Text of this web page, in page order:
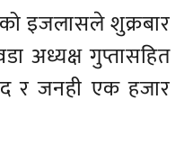
इजलासले शुक्रबार
अध्यक्ष गुप्तासहित
र जनही एक हजार